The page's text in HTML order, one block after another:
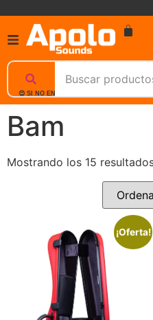
😊 SI NO ENCUENTRAS UN PRODUCTO,
Bam
Mostrando los 15
¡Oferta!